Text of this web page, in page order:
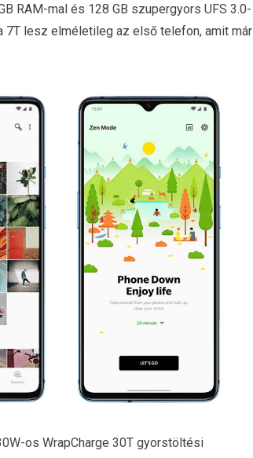
RAM-mal és 128 GB szupergyors UFS 3.0-
7T lesz elméletileg az első telefon, amit már
os WrapCharge 30T gyorstöltési